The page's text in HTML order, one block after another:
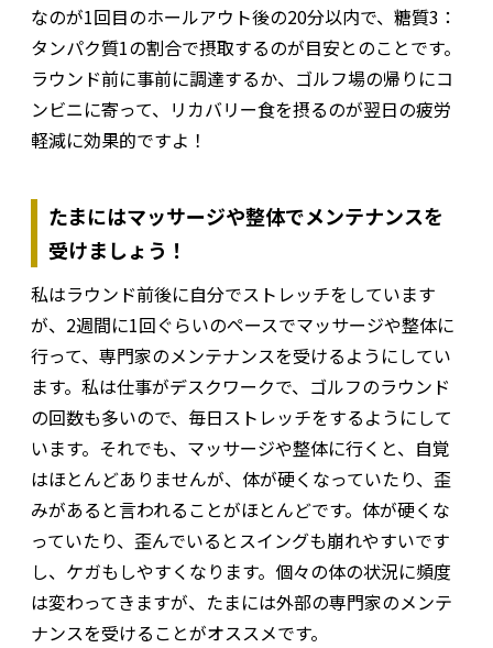
なのが1回目のホールアウト後の20分以内で、糖質3：
タンパク質1の割合で摂取するのが目安とのことです。
ラウンド前に事前に調達するか、ゴルフ場の帰りにコ
ンビニに寄って、リカバリー食を摂るのが翌日の疲労
軽減に効果的ですよ！
たまにはマッサージや整体でメンテナンスを
受けましょう！
私はラウンド前後に自分でストレッチをしています
が、2週間に1回ぐらいのペースでマッサージや整体に
行って、専門家のメンテナンスを受けるようにしてい
ます。私は仕事がデスクワークで、ゴルフのラウンド
の回数も多いので、毎日ストレッチをするようにして
います。それでも、マッサージや整体に行くと、自覚
はほとんどありませんが、体が硬くなっていたり、歪
みがあると言われることがほとんどです。体が硬くな
っていたり、歪んでいるとスイングも崩れやすいです
し、ケガもしやすくなります。個々の体の状況に頻度
は変わってきますが、たまには外部の専門家のメンテ
ナンスを受けることがオススメです。